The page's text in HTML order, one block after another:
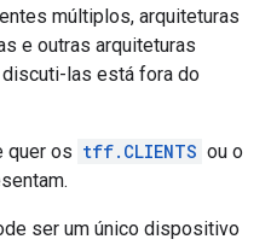
múltiplos, arquiteturas
e outras arquiteturas
las está fora do
quer os tff.CLIENTS ou o
ser um único dispositivo